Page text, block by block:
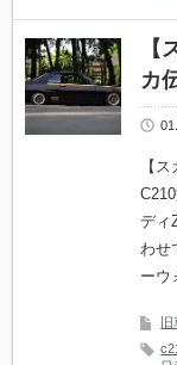
カ
【
ディ
わせ
ーウ